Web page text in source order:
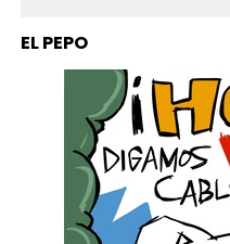
EL PEPO